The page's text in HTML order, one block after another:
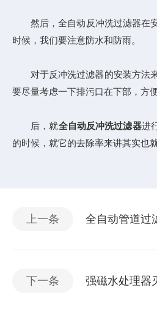
然后，全自动反冲洗过滤器在安
时候，我们要注意防水和防雨。
对于反冲洗过滤器的安装方法来
要尽量考虑一下排污口在下部，方
后，就全自动反冲洗过滤器进
的时候，就它的去除率来讲其实也
上一条 全自动管道过
下一条 强磁水处理器